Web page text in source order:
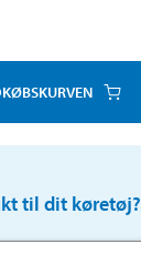
til dit køretøj?